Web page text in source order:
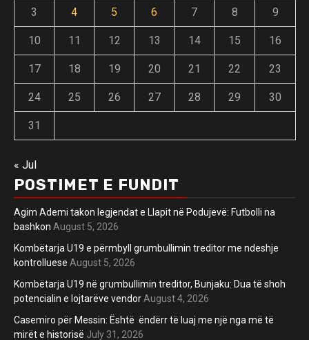
3 4 5 6 7 8 9
10 11 12 13 14 15 16
17 18 19 20 21 22 23
24 25 26 27 28 29 30
31
« Jul
POSTIMET E FUNDIT
Agim Ademi takon legjendat e Llapit në Podujevë: Futbolli na
bashkon August 5, 2026
Kombëtarja U19 e përmbyll grumbullimin treditor me ndeshje
kontrolluese August 5, 2026
Kombëtarja U19 në grumbullimin treditor, Bunjaku: Dua të shoh
potencialin e lojtarëve vendor August 4, 2026
Casemiro për Messin: Është ëndërr të luaj me një nga më të
mirët e historisë July 31, 2026